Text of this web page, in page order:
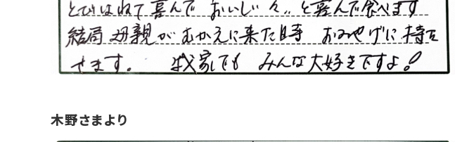
木野さまより